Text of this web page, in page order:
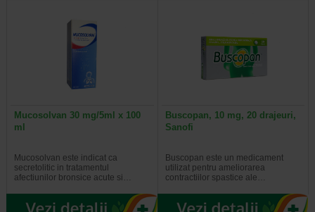
Mucosolvan 30 mg/5ml x 100
ml
Mucosolvan este indicat ca
secretolitic in tratamentul
afectiunilor bronsice acute si…
Buscopan, 10 mg, 20 drajeuri,
Sanofi
Buscopan este un medicament
utilizat pentru ameliorarea
contractiilor spastice ale…